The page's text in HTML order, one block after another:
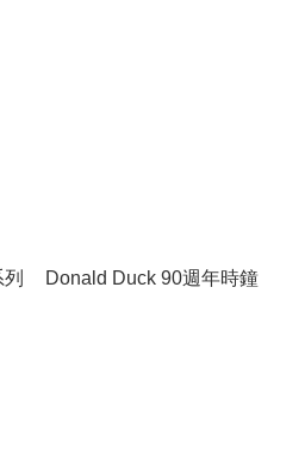
Donald Duck 90週年時鐘